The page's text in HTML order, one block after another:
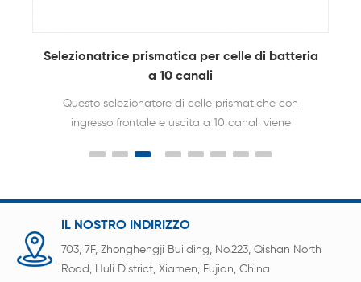
Selezionatrice prismatica per celle di batteria
a 10 canali
Questo selezionatore di celle prismatiche con
ingresso frontale e uscita a 10 canali viene
dei dati nel database e altre funzioni principali.
IL NOSTRO INDIRIZZO
703, 7F, Zhonghengji Building, No.223, Qishan North
Road, Huli District, Xiamen, Fujian, China